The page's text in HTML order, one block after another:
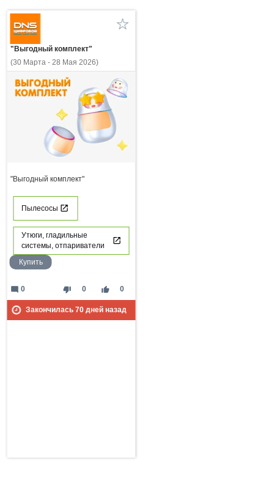
"Выгодный комплект"
(30 Марта - 28 Мая 2026)
"Выгодный комплект"
Пылесосы
Утюги, гладильные
системы, отпариватели
Купить
thumb_down 0 thumb_up 0
mode_comment 0
Закончилась 70дней назад